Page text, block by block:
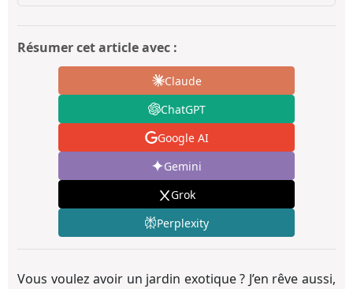
Résumer cet article avec :
Claude
ChatGPT
Google AI
Gemini
Grok
Perplexity
Vous voulez avoir un jardin exotique ? J’en rêve aussi,